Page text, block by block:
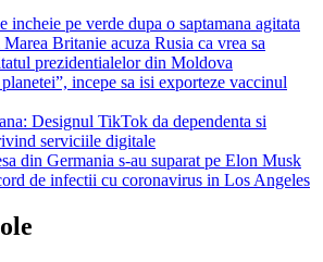
incheie pe verde dupa o saptamana agitata
Britanie acuza Rusia ca vrea sa
prezidentialelor din Moldova
incepe sa isi exporteze vaccinul
Designul TikTok da dependenta si
serviciile digitale
din Germania s-au suparat pe Elon Musk
de infectii cu coronavirus in Los Angeles